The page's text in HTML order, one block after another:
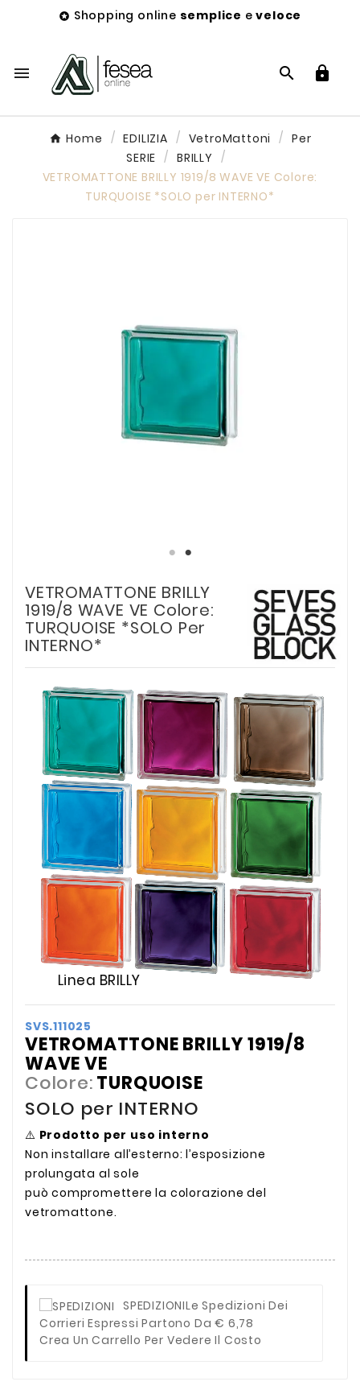
 Shopping online semplice eveloce
  
Home EDILIZIA VetroMattoni
Per
SERIE
BRILLY
VETROMATTONE BRILLY 1919/8 WAVE VE Colore:
TURQUOISE *SOLO per INTERNO*
VETROMATTONE BRILLY
1919/8 WAVE VE Colore:
TURQUOISE *SOLO Per
INTERNO*
Linea BRILLY
SVS.111025
VETROMATTONE BRILLY 1919/8
WAVE VE
Colore:TURQUOISE
SOLO per INTERNO
⚠️ Prodotto per uso interno
Non installare all’esterno: l’esposizione
prolungata al sole
può compromettere la colorazione del
vetromattone.
SPEDIZIONILe Spedizioni Dei
Corrieri Espressi Partono Da € 6,78
Crea Un Carrello Per Vedere Il Costo